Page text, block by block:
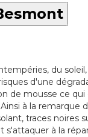
du
d'une
de mousse ce
à la remarque
traces noires
s'attaquer à la